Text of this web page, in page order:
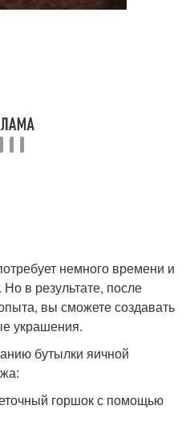
немного времени и
в результате, после
вы сможете создавать
украшения.
бутылки яичной
горшок с помощью